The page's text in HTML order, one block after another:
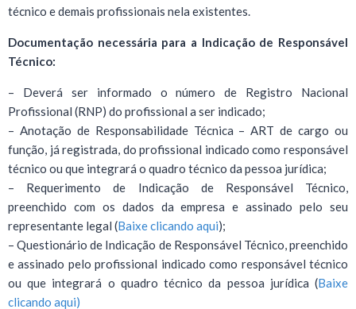
técnico e demais profissionais nela existentes.
Documentação necessária para a Indicação de Responsável
Técnico:
– Deverá ser informado o número de Registro Nacional
Profissional (RNP) do profissional a ser indicado;
– Anotação de Responsabilidade Técnica – ART de cargo ou
função, já registrada, do profissional indicado como responsável
técnico ou que integrará o quadro técnico da pessoa jurídica;
– Requerimento de Indicação de Responsável Técnico,
preenchido com os dados da empresa e assinado pelo seu
representante legal (Baixe clicando aqui);
– Questionário de Indicação de Responsável Técnico, preenchido
e assinado pelo profissional indicado como responsável técnico
ou que integrará o quadro técnico da pessoa jurídica (Baixe
clicando aqui)